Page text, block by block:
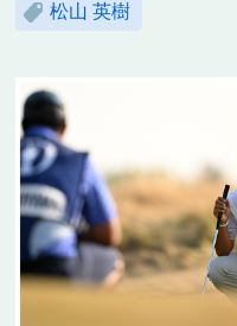
松山 英樹